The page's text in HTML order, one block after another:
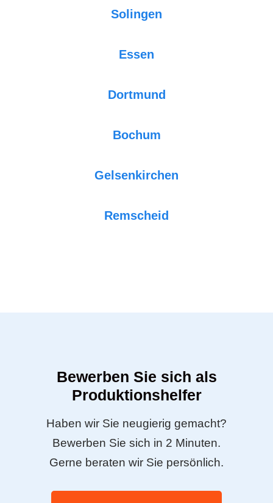
Solingen
Essen
Dortmund
Bochum
Gelsenkirchen
Remscheid
Bewerben Sie sich als
Produktionshelfer
Haben wir Sie neugierig gemacht?
Bewerben Sie sich in 2 Minuten.
Gerne beraten wir Sie persönlich.